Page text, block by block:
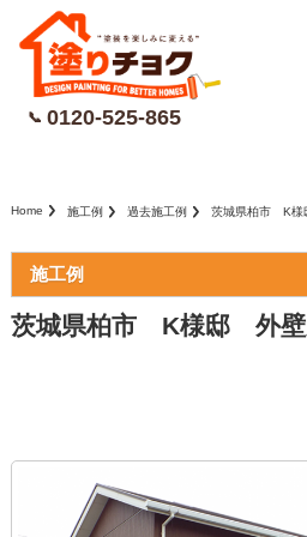
📞 0120-525-865
Home 施工例 過去施工例 茨城県柏市 K様
施工例
茨城県柏市 K様邸 外壁